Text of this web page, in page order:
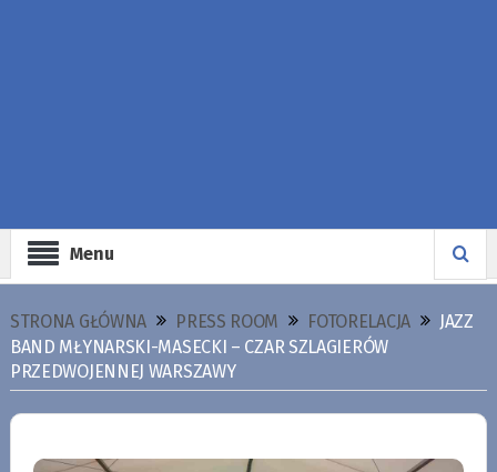
Menu
STRONA GŁÓWNA PRESS ROOM FOTORELACJA
JAZZ
BAND MŁYNARSKI-MASECKI – CZAR SZLAGIERÓW
PRZEDWOJENNEJ WARSZAWY